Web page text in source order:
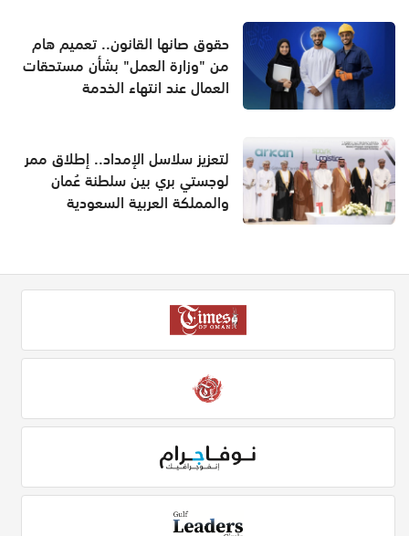
حقوق صانها القانون.. تعميم هام
من "وزارة العمل" بشأن مستحقات
العمال عند انتهاء الخدمة
لتعزيز سلاسل الإمداد.. إطلاق ممر
لوجستي بري بين سلطنة عُمان
والمملكة العربية السعودية